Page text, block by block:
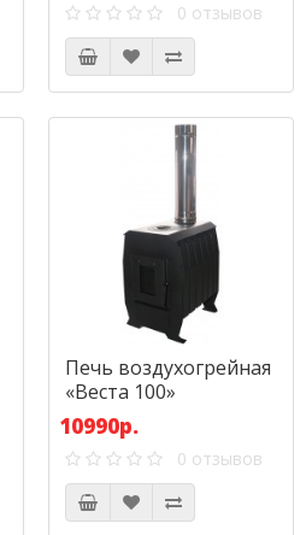
0 отзывов
Печь воздухогрейная
«Веста 100»
10990р.
0 отзывов